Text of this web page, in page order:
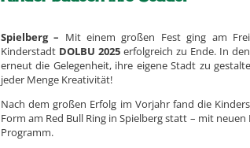
Spielberg – Mit einem großen Fest ging am
Kinderstadt DOLBU 2025 erfolgreich zu Ende. In
erneut die Gelegenheit, ihre eigene Stadt zu
jeder Menge Kreativität!
Nach dem großen Erfolg im Vorjahr fand die
Form am Red Bull Ring in Spielberg statt – mit
Programm.